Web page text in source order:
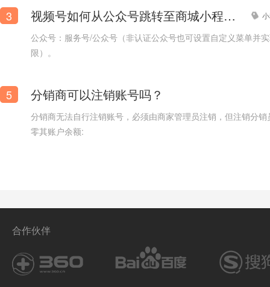
跨境电商小程序模板 欧美
3 视频号如何从公众号跳转至商城小程序？
公众号：服务号/公众号（非认证公众号也可设置自定义菜单并
限）。
5 分销商可以注销账号吗？
分销商无法自行注销账号，必须由商家管理员注销，但注销分销
零其账户余额:
合作伙伴